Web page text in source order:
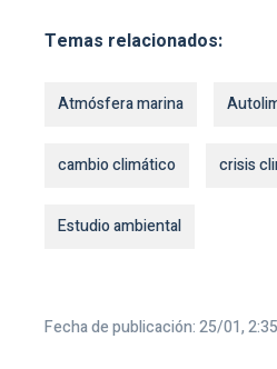
Temas relacionados:
Atmósfera marina
cambio climático crisis
Estudio ambiental
Fecha de publicación: 25/01,